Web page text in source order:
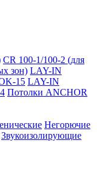
CR 100-1/100-2 (для
зон) LAY-IN
15 LAY-IN
Потолки ANCHOR
Негорючие
Звукоизолирующие